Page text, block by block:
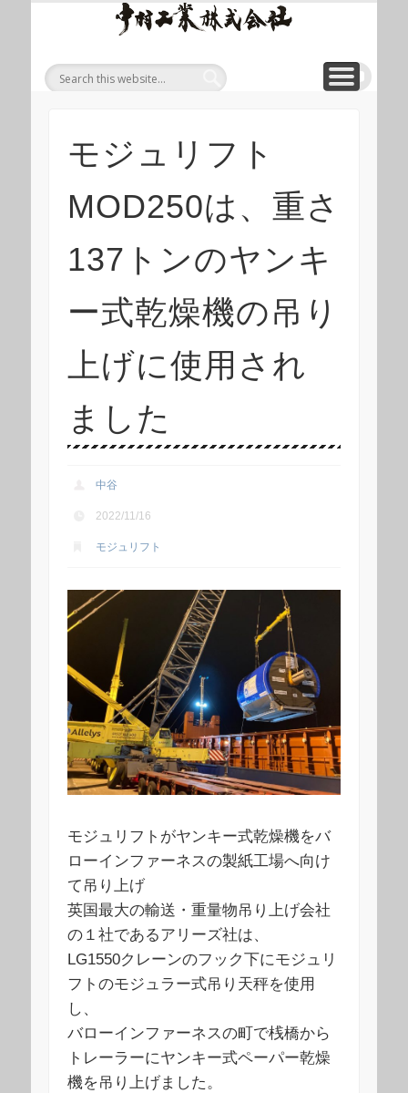
ープ
等重
製品
総合
サイ
ト 中
村工
業株
CORPORATE 会社概要
WIREROPE ワイヤロープについて
MODULIFT モジュリフト
PRODUCT 製品
ONLINE SHOP 「ロープくん」ECショップ
CONTACT お問い合わせ
モジュリフト
MOD250は、重さ
137トンのヤンキ
ー式乾燥機の吊り
上げに使用され
ました
中谷
2022/11/16
モジュリフト
モジュリフトがヤンキー式乾燥機をバ
ローインファーネスの製紙工場へ向け
て吊り上げ
英国最大の輸送・重量物吊り上げ会社
の１社であるアリーズ社は、
LG1550クレーンのフック下にモジュリ
フトのモジュラー式吊り天秤を使用
し、
バローインファーネスの町で桟橋から
トレーラーにヤンキー式ペーパー乾燥
機を吊り上げました。